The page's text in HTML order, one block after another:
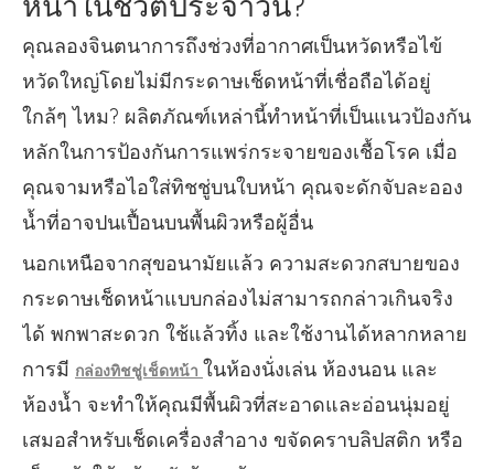
คุณลองจินตนาการถึงช่วงที่อากาศเป็นหวัดหรือไข้
หวัดใหญ่โดยไม่มีกระดาษเช็ดหน้าที่เชื่อถือได้อยู่
ใกล้ๆ ไหม? ผลิตภัณฑ์เหล่านี้ทำหน้าที่เป็นแนวป้องกัน
หลักในการป้องกันการแพร่กระจายของเชื้อโรค เมื่อ
คุณจามหรือไอใส่ทิชชู่บนใบหน้า คุณจะดักจับละออง
น้ำที่อาจปนเปื้อนบนพื้นผิวหรือผู้อื่น
นอกเหนือจากสุขอนามัยแล้ว ความสะดวกสบายของ
กระดาษเช็ดหน้าแบบกล่องไม่สามารถกล่าวเกินจริง
ได้ พกพาสะดวก ใช้แล้วทิ้ง และใช้งานได้หลากหลาย
การมี กล่องทิชชู่เช็ดหน้า ในห้องนั่งเล่น ห้องนอน และ
ห้องน้ำ จะทำให้คุณมีพื้นผิวที่สะอาดและอ่อนนุ่มอยู่
เสมอสำหรับเช็ดเครื่องสำอาง ขจัดคราบลิปสติก หรือ